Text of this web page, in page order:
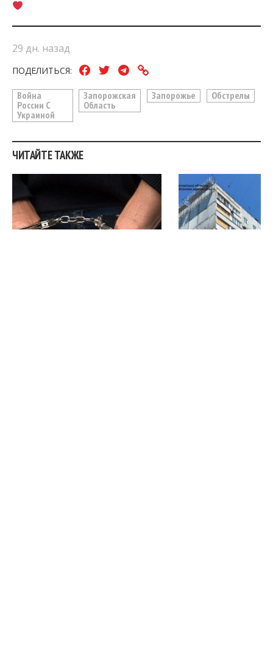
29 дн. назад
ПОДЕЛИТЬСЯ:
Война
России С
Украиной
Запорожская
Область
Запорожье Обстрелы
ЧИТАЙТЕ ТАКЖЕ